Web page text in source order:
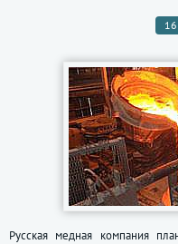
Русская медная компания